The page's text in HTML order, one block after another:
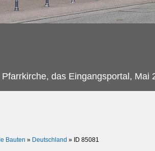
das Eingangsportal, Mai
Bauten » Deutschland » ID 85081